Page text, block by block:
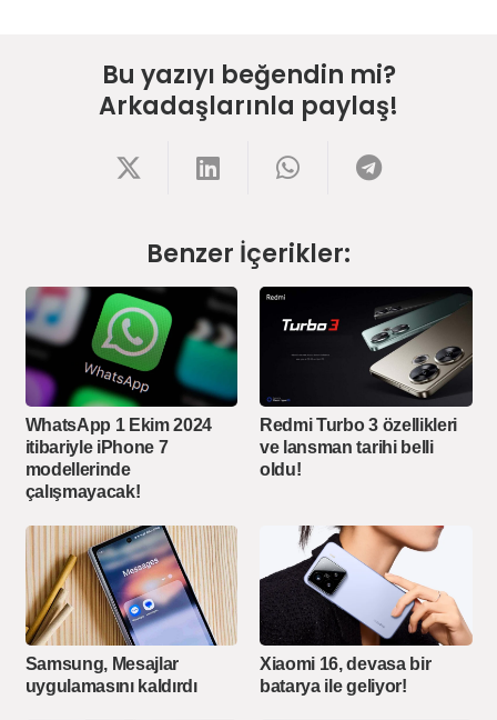
Bu yazıyı beğendin mi?
Arkadaşlarınla paylaş!
Benzer İçerikler:
WhatsApp 1 Ekim 2024
itibariyle iPhone 7
modellerinde
çalışmayacak!
Redmi Turbo 3 özellikleri
ve lansman tarihi belli
oldu!
Samsung, Mesajlar
uygulamasını kaldırdı
Xiaomi 16, devasa bir
batarya ile geliyor!